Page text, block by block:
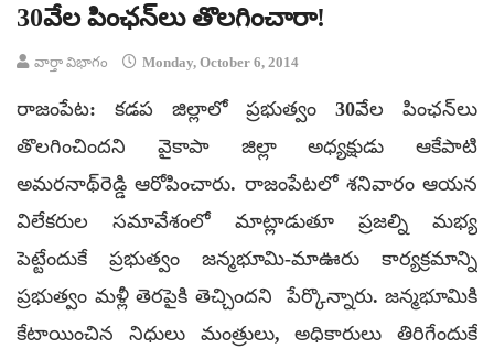
30వేల పింఛన్‌లు తొలగించారా!
వార్తా విభాగం Monday, October 6, 2014
రాజంపేట: కడప జిల్లాలో ప్రభుత్వం 30వేల పింఛన్‌లు
తొలగించిందని వైకాపా జిల్లా అధ్యక్షుడు ఆకేపాటి
అమరనాథ్‌రెడ్డి ఆరోపించారు. రాజంపేటలో శనివారం ఆయన
విలేకరుల సమావేశంలో మాట్లాడుతూ ప్రజల్ని మభ్య
పెట్టేందుకే ప్రభుత్వం జన్మభూమి-మాఊరు కార్యక్రమాన్ని
ప్రభుత్వం మళ్లీ తెరపైకి తెచ్చిందని పేర్కొన్నారు. జన్మభూమికి
కేటాయించిన నిధులు మంత్రులు, అధికారులు తిరిగేందుకే